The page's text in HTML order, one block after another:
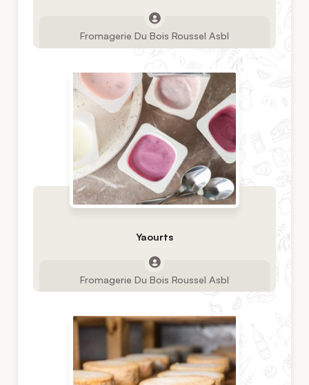
Fromagerie Du Bois Roussel Asbl
Yaourts
Fromagerie Du Bois Roussel Asbl